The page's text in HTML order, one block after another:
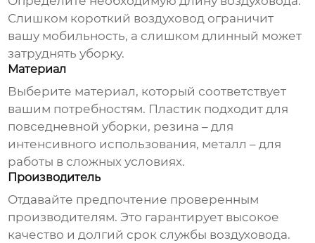
Слишком короткий воздуховод ограничит
вашу мобильность, а слишком длинный может
затруднять уборку.
Материал
Выберите материал, который соответствует
вашим потребностям. Пластик подходит для
повседневной уборки, резина – для
интенсивного использования, металл – для
работы в сложных условиях.
Производитель
Отдавайте предпочтение проверенным
производителям. Это гарантирует высокое
качество и долгий срок службы воздуховода.